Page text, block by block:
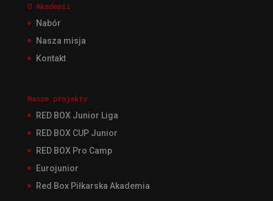
O Akademii
Nabór
Nasza misja
Kontakt
Nasze projekty
RED BOX Junior Liga
RED BOX CUP Junior
RED BOX Pro Camp
Eurojunior
Red Box Piłkarska Akademia